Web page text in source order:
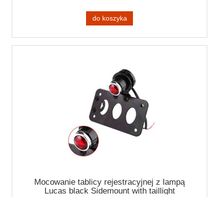
do koszyka
Mocowanie tablicy rejestracyjnej z lampą
Lucas black Sidemount with taillight